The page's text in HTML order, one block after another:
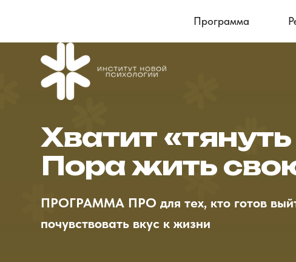
Программа
Хватит
Пора жить
ПРОГРАММА ПРО для тех, кто готов
почувствовать вкус к жизни